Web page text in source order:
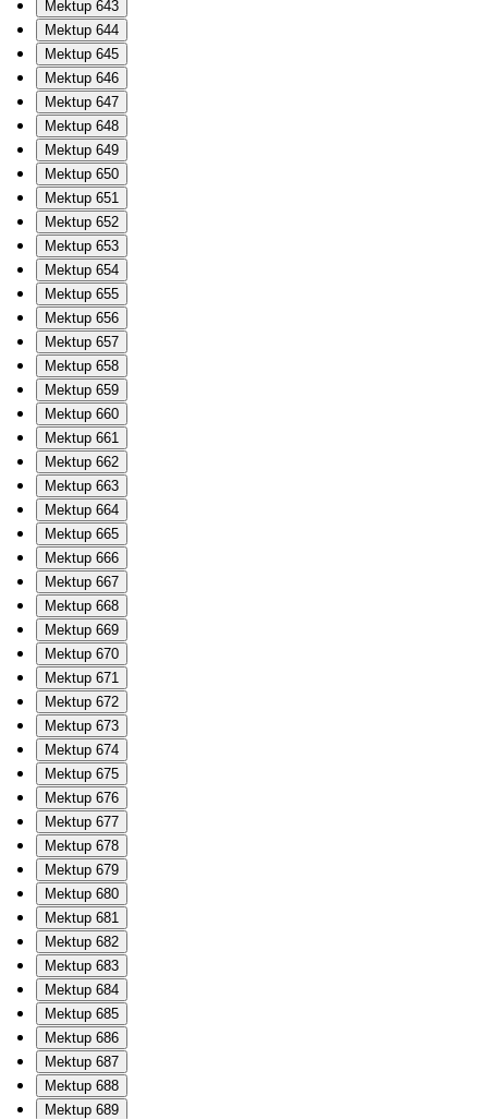
Mektup 643
Mektup 644
Mektup 645
Mektup 646
Mektup 647
Mektup 648
Mektup 649
Mektup 650
Mektup 651
Mektup 652
Mektup 653
Mektup 654
Mektup 655
Mektup 656
Mektup 657
Mektup 658
Mektup 659
Mektup 660
Mektup 661
Mektup 662
Mektup 663
Mektup 664
Mektup 665
Mektup 666
Mektup 667
Mektup 668
Mektup 669
Mektup 670
Mektup 671
Mektup 672
Mektup 673
Mektup 674
Mektup 675
Mektup 676
Mektup 677
Mektup 678
Mektup 679
Mektup 680
Mektup 681
Mektup 682
Mektup 683
Mektup 684
Mektup 685
Mektup 686
Mektup 687
Mektup 688
Mektup 689